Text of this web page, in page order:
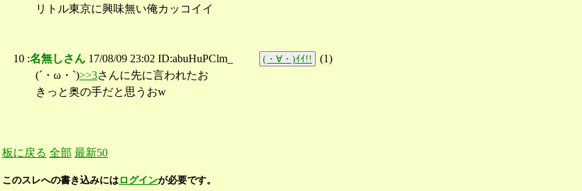
リトル東京に興味無い俺カッコイイ
10 :名無しさん 17/08/09 23:02 ID:abuHuPClm_ (・∀・)ｲｲ!! (1)
(´・ω・`)>>3さんに先に言われたお
きっと奥の手だと思うおw
板に戻る 全部 最新50
このスレへの書き込みにはログインが必要です。